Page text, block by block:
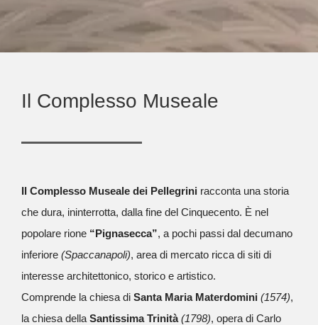
Il Complesso Museale
Il Complesso Museale dei Pellegrini racconta una storia
che dura, ininterrotta, dalla fine del Cinquecento. È nel
popolare rione “Pignasecca”, a pochi passi dal decumano
inferiore (Spaccanapoli), area di mercato ricca di siti di
interesse architettonico, storico e artistico.
Comprende la chiesa di Santa Maria Materdomini (1574),
la chiesa della Santissima Trinità (1798), opera di Carlo